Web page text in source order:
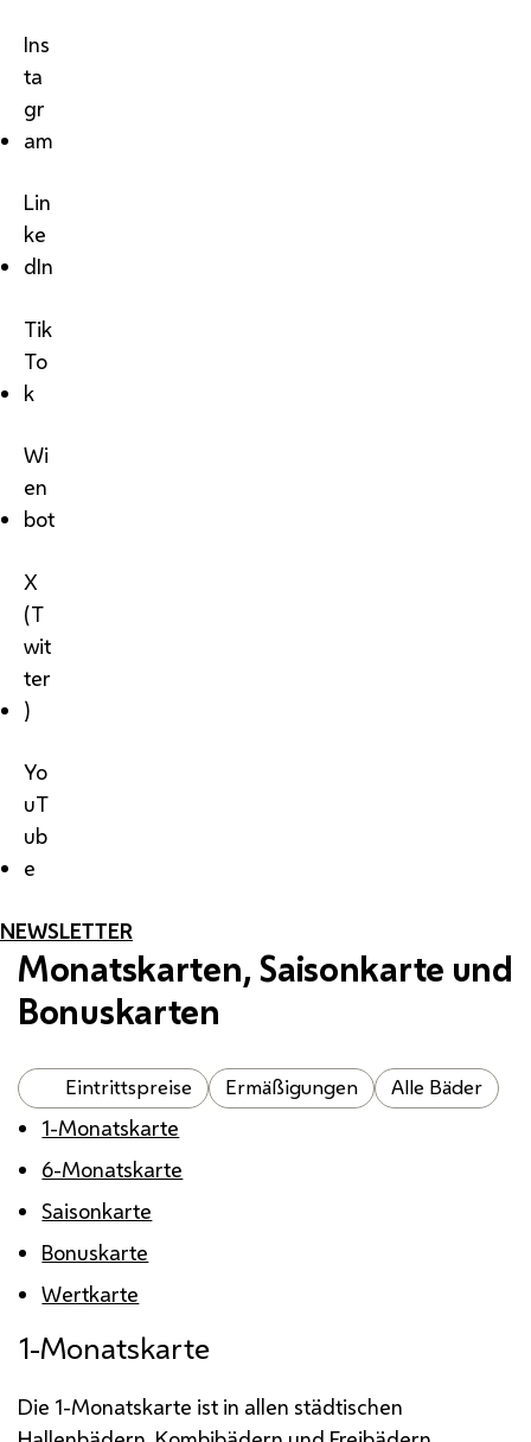
Ins
ta
gr
am
Lin
ke
dIn
Tik
To
k
Wi
en
bot
X
(T
wit
ter
)
Yo
uT
ub
e
NEWSLETTER
Monatskarten, Saisonkarte und
Bonuskarten
Eintrittspreise Ermäßigungen Alle Bäder
1-Monatskarte
6-Monatskarte
Saisonkarte
Bonuskarte
Wertkarte
1-Monatskarte
Die 1-Monatskarte ist in allen städtischen